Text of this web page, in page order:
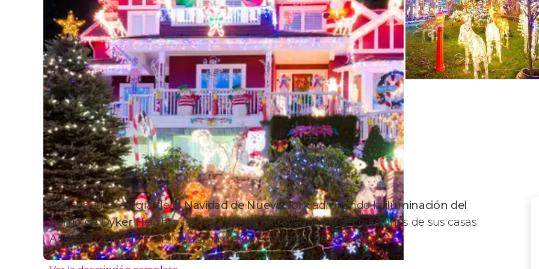
Descubrid la magia de laNavidad de Nueva Yorkadmirando lailuminación del
barrio de Dyker Heights, famoso por las extravagantes decoraciones de sus casas.
Además, veréis la Gran Manzana desde el mirador de DUMBO.